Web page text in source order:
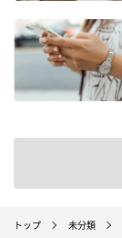
トップ 未分類